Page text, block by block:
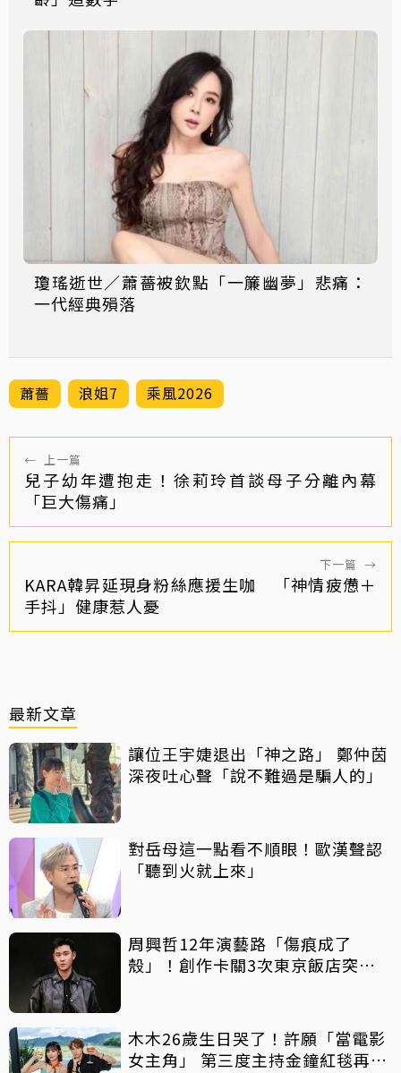
瓊瑤逝世／蕭薔被欽點「一簾幽夢」悲痛：
一代經典殞落
蕭薔 浪姐7 乘風2026
← 上一篇
兒子幼年遭抱走！徐莉玲首談母子分離內幕
「巨大傷痛」
下一篇 →
KARA韓昇延現身粉絲應援生咖 「神情疲憊＋
手抖」健康惹人憂
最新文章
讓位王宇婕退出「神之路」 鄭仲茵
深夜吐心聲「說不難過是騙人的」
對岳母這一點看不順眼！歐漢聲認
「聽到火就上來」
周興哲12年演藝路「傷痕成了
殼」！創作卡關3次東京飯店突找
木木26歲生日哭了！許願「當電影
女主角」 第三度主持金鐘紅毯再喊